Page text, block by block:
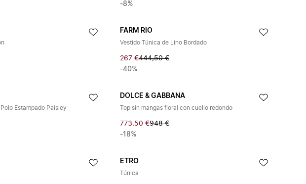
-8%
FARM RIO
Vestido Túnica de Lino Bordado
267 €444,50 €
-40%
Estampado Paisley
DOLCE & GABBANA
Top sin mangas floral con cuello redondo
773,50 €948 €
-18%
ETRO
Túnica